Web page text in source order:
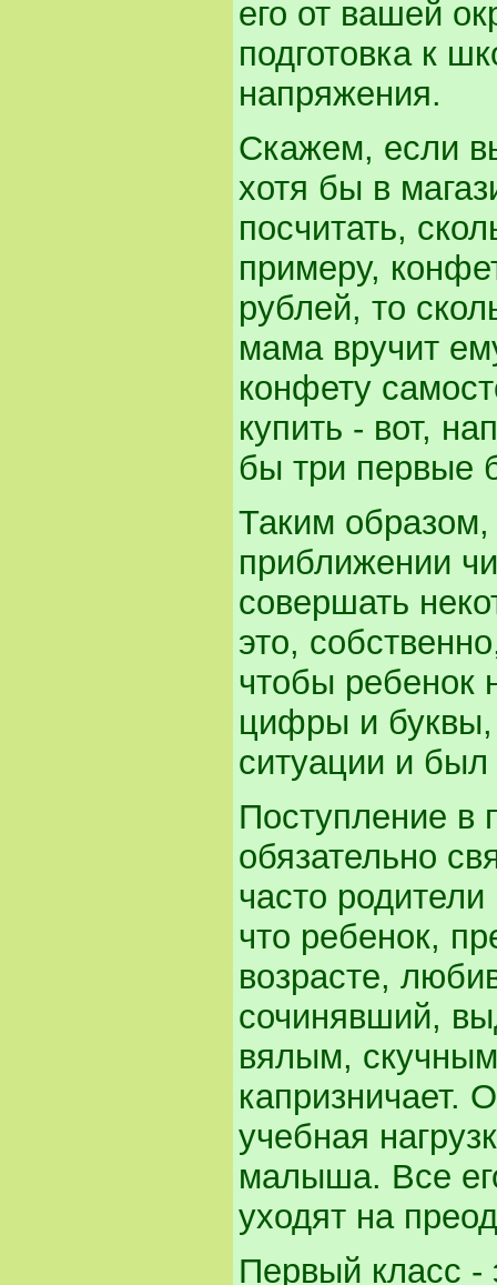
его от вашей
подготовка к
напряжения.
Скажем, если
хотя бы в
посчитать,
примеру,
рублей, то
мама вручит
конфету
купить - вот,
бы три первые
Таким
приближении
совершать
это,
чтобы ребенок
цифры и буквы,
ситуации и
Поступление в
обязательно
часто
что ребенок,
возрасте,
сочинявший,
вялым,
капризничает.
учебная
малыша. Все
уходят на
Первый класс -